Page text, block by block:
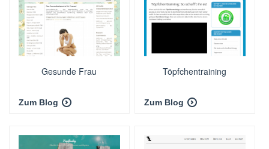
Gesunde Frau
Zum Blog
Töpfchentraining
Zum Blog